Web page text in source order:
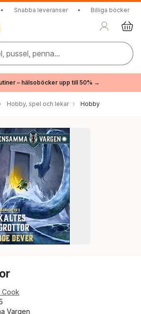
• Snabba leveranser • Billiga böcker
pussel, penna...
– hälsoböcker upp till 50% →
Hobby, spel och lekar Hobby
Cook
Vargen